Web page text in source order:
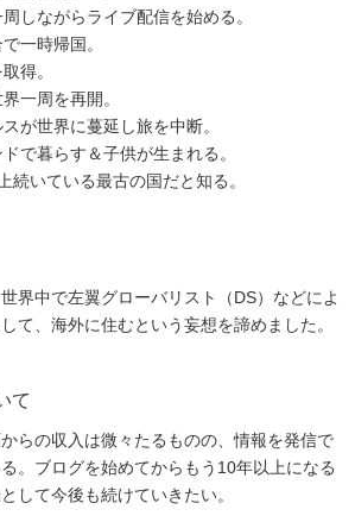
しながらライブ配信を始める。
一時帰国。
得。
一周を再開。
が世界に蔓延し旅を中断。
で暮らす＆子供が生まれる。
続いている最古の国だと知る。
界中で左翼グローバリスト（DS）などによ
て、海外に住むという妄想を諦めました。
て
らの収入は微々たるものの、情報を発信で
。ブログを始めてからもう10年以上になる
して今後も続けていきたい。